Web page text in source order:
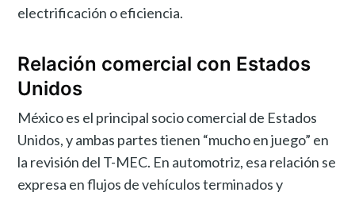
electrificación o eficiencia.
Relación comercial con Estados
Unidos
México es el principal socio comercial de Estados
Unidos, y ambas partes tienen “mucho en juego” en
la revisión del T-MEC. En automotriz, esa relación se
expresa en flujos de vehículos terminados y